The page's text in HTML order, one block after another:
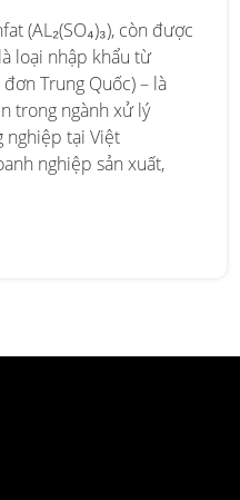
(AL₂(SO₄)₃), còn được
loại nhập khẩu từ
Trung Quốc) – là
trong ngành xử lý
nghiệp tại Việt
nghiệp sản xuất,